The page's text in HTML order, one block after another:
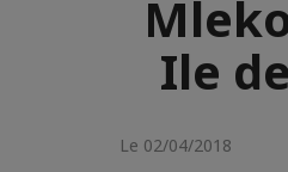
Ile
Le 02/04/2018